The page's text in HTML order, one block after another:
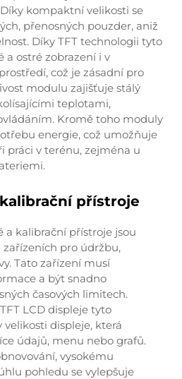
kompaktní velikosti se
přenosných pouzder, aniž
Díky TFT technologii tyto
a ostré zobrazení i v
což je zásadní pro
modulu zajišťuje stálý
teplotami,
Kromě toho moduly
energie, což umožňuje
práci v terénu, zejména u
přístroje
a kalibrační přístroje jsou
pro údržbu,
Tato zařízení musí
a být snadno
časových limitech.
LCD displeje tyto
displeje, která
údajů, menu nebo grafů.
vysokému
pohledu se vylepšuje